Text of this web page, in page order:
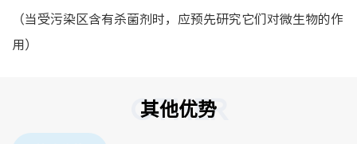
（当受污染区含有杀菌剂时，应预先研究它们对微生物的作
用）
其他优势
OTHER